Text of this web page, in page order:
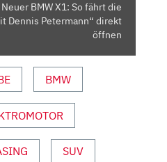
BMW X1: So fährt die
Dennis Petermann“ direkt
öffnen
BMW
SUV